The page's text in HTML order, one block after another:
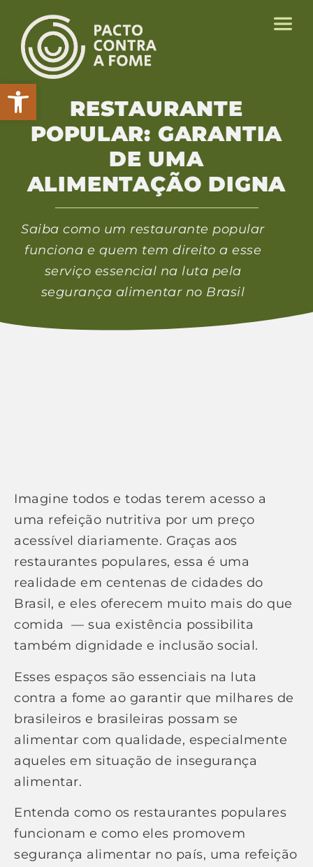
Abrir a barra de ferramentas
RESTAURANTE
POPULAR: GARANTIA
DE UMA
ALIMENTAÇÃO DIGNA
Saiba como um restaurante popular
funciona e quem tem direito a esse
serviço essencial na luta pela
segurança alimentar no Brasil
Imagine todos e todas terem acesso a
uma refeição nutritiva por um preço
acessível diariamente. Graças aos
restaurantes populares, essa é uma
realidade em centenas de cidades do
Brasil, e eles oferecem muito mais do que
comida — sua existência possibilita
também dignidade e inclusão social.
Esses espaços são essenciais na luta
contra a fome ao garantir que milhares de
brasileiros e brasileiras possam se
alimentar com qualidade, especialmente
aqueles em situação de insegurança
alimentar.
Entenda como os restaurantes populares
funcionam e como eles promovem
segurança alimentar no país, uma refeição